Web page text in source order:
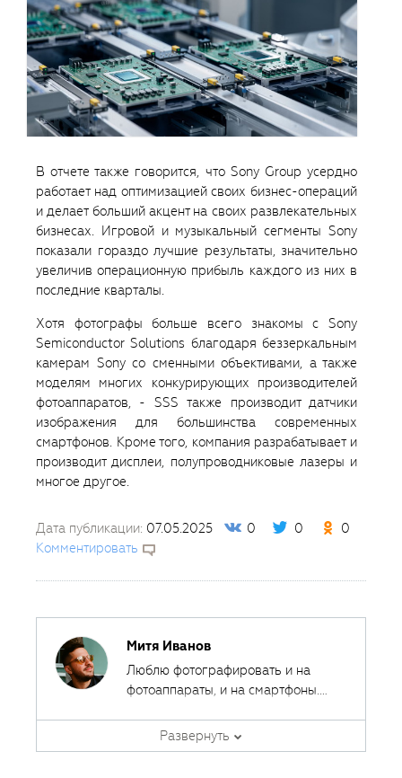
В отчете также говорится, что Sony Group усердно
работает над оптимизацией своих бизнес-операций
и делает больший акцент на своих развлекательных
бизнесах. Игровой и музыкальный сегменты Sony
показали гораздо лучшие результаты, значительно
увеличив операционную прибыль каждого из них в
последние кварталы.
Хотя фотографы больше всего знакомы с Sony
Semiconductor Solutions благодаря беззеркальным
камерам Sony со сменными объективами, а также
моделям многих конкурирующих производителей
фотоаппаратов, - SSS также производит датчики
изображения для большинства современных
смартфонов. Кроме того, компания разрабатывает и
производит дисплеи, полупроводниковые лазеры и
многое другое.
Дата публикации: 07.05.2025 0 0
0
Комментировать
Митя Иванов
Люблю фотографировать и на
фотоаппараты, и на смартфоны.
которая всегда с собой.
Автор курсов и эксперт
Fotoshkola.net
Развернуть